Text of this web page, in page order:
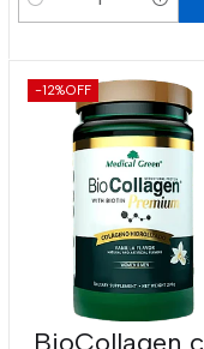
Cantidad
-12%OFF
BioCollagen